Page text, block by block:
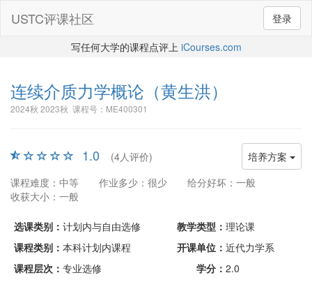
登录
USTC评课社区
写任何大学的课程点评上 iCourses.com
连续介质力学概论 （黄生洪）
2024秋 2023秋 课程号：ME400301
培养方案
1.0
(4人评价)
课程难度：中等
作业多少：很少
给分好坏：一般
收获大小：一般
选课类别： 计划内与自由选修 教学类型： 理论课
课程类别： 本科计划内课程 开课单位： 近代力学系
课程层次： 专业选修 学分： 2.0